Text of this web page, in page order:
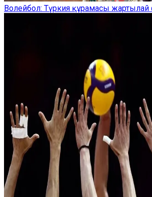
Волейбол: Түркия құрамасы